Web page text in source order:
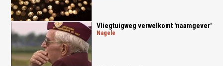
Vliegtuigweg verwelkomt 'naamgever'
nagele